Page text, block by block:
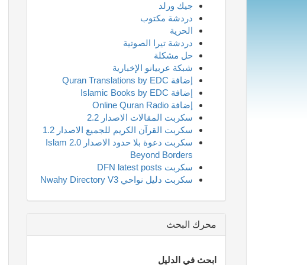
جيك ورلد
دردشة مكتوب
الحرية
دردشة تيرا الصوتية
حل مشكلة
شبكة عربيانو الإخبارية
إضافة Quran Translations by EDC
إضافة Islamic Books by EDC
إضافة Online Quran Radio
سكربت المقالات الاصدار 2.2
سكربت القرآن الكريم للجميع الاصدار 1.2
سكربت دعوة بلا حدود الاصدار 2.0 Islam
Beyond Borders
سكربت DFN latest posts
سكربت دليل نواحي Nwahy Directory V3
محرك البحث
ابحث في الدليل